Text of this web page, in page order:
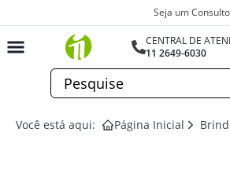
Seja um
CENTRAL DE
11 2649-6030
Você está aqui: Página Inicial